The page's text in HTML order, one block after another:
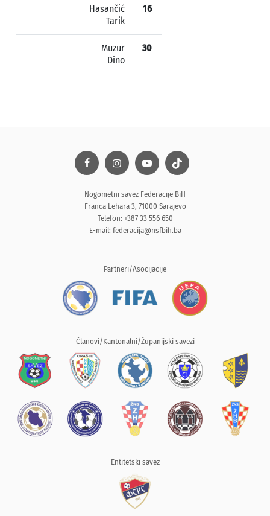
Hasančić
Tarik
16
Muzur
Dino
30
Nogometni savez Federacije BiH
Franca Lehara 3, 71000 Sarajevo
Telefon: +387 33 556 650
E-mail: federacija@nsfbih.ba
Partneri/Asocijacije
Članovi/Kantonalni/Županijski savezi
Entitetski savez